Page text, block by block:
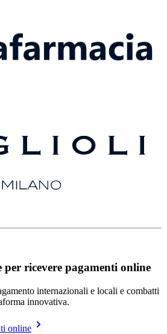
per ricevere pagamenti online
internazionali e locali e combatti
innovativa.
online